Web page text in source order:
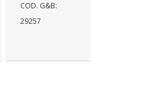
COD. G&B:
29257